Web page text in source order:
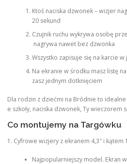
Ktoś naciska dzwonek – wizjer
20 sekund
Czujnik ruchu wykrywa osobę
nagrywa nawet bez dzwonka
Wszystko zapisuje się na karcie w
Na ekranie w środku masz listę
zasz jednym dotknięciem
Dla rodzin z dziećmi na Bródnie to
e szkoły, naciska dzwonek, Ty wieczorem
Co montujemy na Targówku
1. Cyfrowe wizjery z ekranem 4,3″ i kątem
Najpopularniejszy model. Ekran